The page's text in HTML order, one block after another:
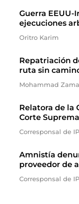
Guerra
ejecuciones
Oritro Karim
Repatriación
ruta sin
Mohammad
Relatora de la
Corte
Corresponsal de
Amnistía
proveedor de
Corresponsal de